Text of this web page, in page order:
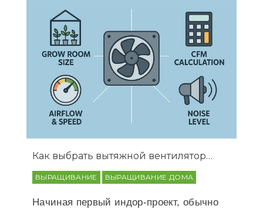
Как выбрать вытяжной вентилятор…
ВЫРАЩИВАНИЕ ВЫРАЩИВАНИЕ ДОМА
Начиная первый индор-проект, обычно